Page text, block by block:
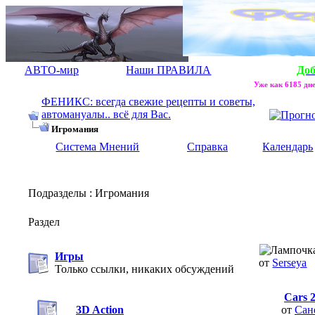
АВТО-мир Наши ПРАВИЛА
Уже как 6185
ФЕНИКС: всегда свежие рецепты и советы,
автомануалы.. всё для Вас.
Игромания
Система Мнений Справка Календарь
Подразделы : Игромания
Раздел
Игры
Только ссылки, никаких обсуждений
от Serseya
3D Action
Cars
от